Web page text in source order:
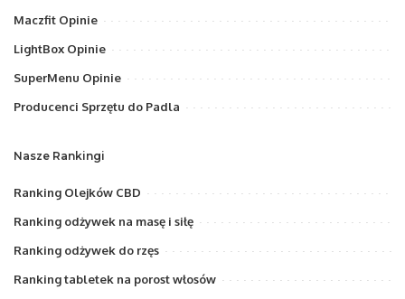
Maczfit Opinie
LightBox Opinie
SuperMenu Opinie
Producenci Sprzętu do Padla
Nasze Rankingi
Ranking Olejków CBD
Ranking odżywek na masę i siłę
Ranking odżywek do rzęs
Ranking tabletek na porost włosów